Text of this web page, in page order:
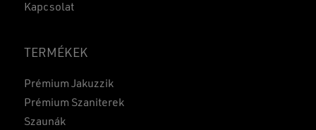
Kapcsolat
TERMÉKEK
Prémium Jakuzzik
Prémium Szaniterek
Szaunák